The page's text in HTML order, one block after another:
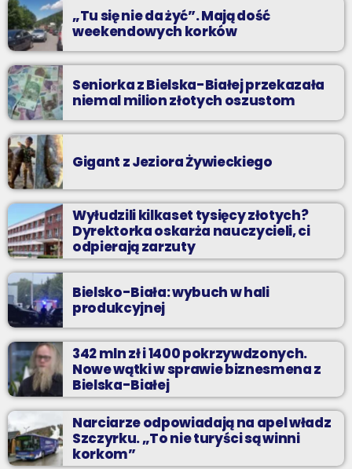
„Tu się nie da żyć”. Mają dość
weekendowych korków
Seniorka z Bielska-Białej przekazała
niemal milion złotych oszustom
Gigant z Jeziora Żywieckiego
Wyłudzili kilkaset tysięcy złotych?
Dyrektorka oskarża nauczycieli, ci
odpierają zarzuty
Bielsko-Biała: wybuch w hali
produkcyjnej
342 mln zł i 1400 pokrzywdzonych.
Nowe wątki w sprawie biznesmena z
Bielska-Białej
Narciarze odpowiadają na apel władz
Szczyrku. „To nie turyści są winni
korkom”